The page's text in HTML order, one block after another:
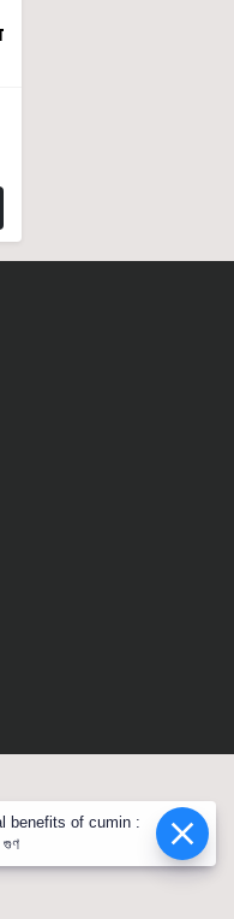
benefits of cumin :
গুণ